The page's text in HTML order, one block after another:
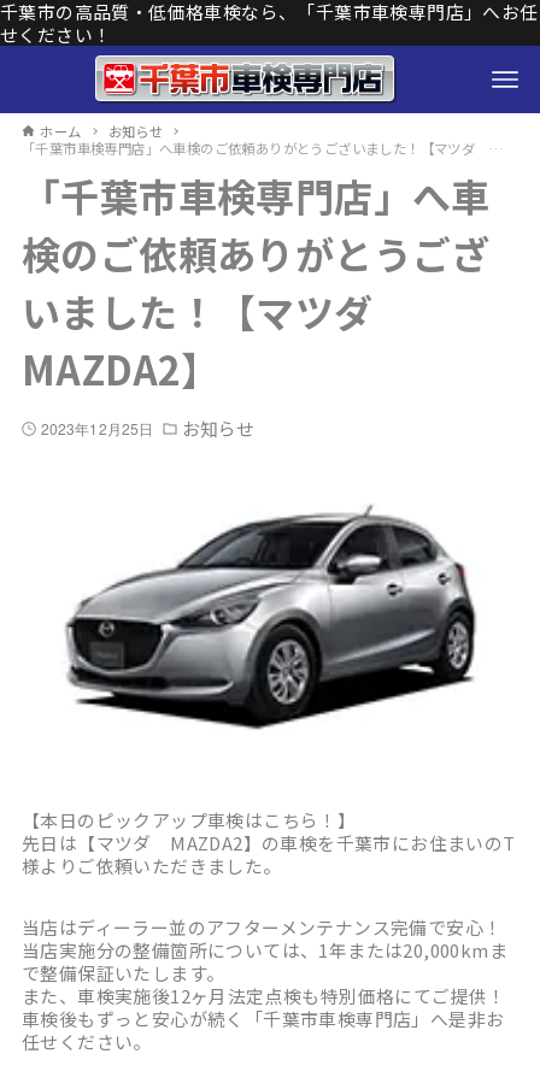
千葉市の高品質・低価格車検なら、「千葉市車検専門店」へお任
せください！
ホーム
お知らせ
「千葉市車検専門店」へ車検のご依頼ありがとうございました！【マツダ MAZDA2】
「千葉市車検専門店」へ車
検のご依頼ありがとうござ
いました！【マツダ
MAZDA2】
2023年12月25日 お知らせ
【本日のピックアップ車検はこちら！】
先日は【マツダ MAZDA2】の車検を千葉市にお住まいのT
様よりご依頼いただきました。
当店はディーラー並のアフターメンテナンス完備で安心！
当店実施分の整備箇所については、1年または20,000kmま
で整備保証いたします。
また、車検実施後12ヶ月法定点検も特別価格にてご提供！
車検後もずっと安心が続く「千葉市車検専門店」へ是非お
任せください。